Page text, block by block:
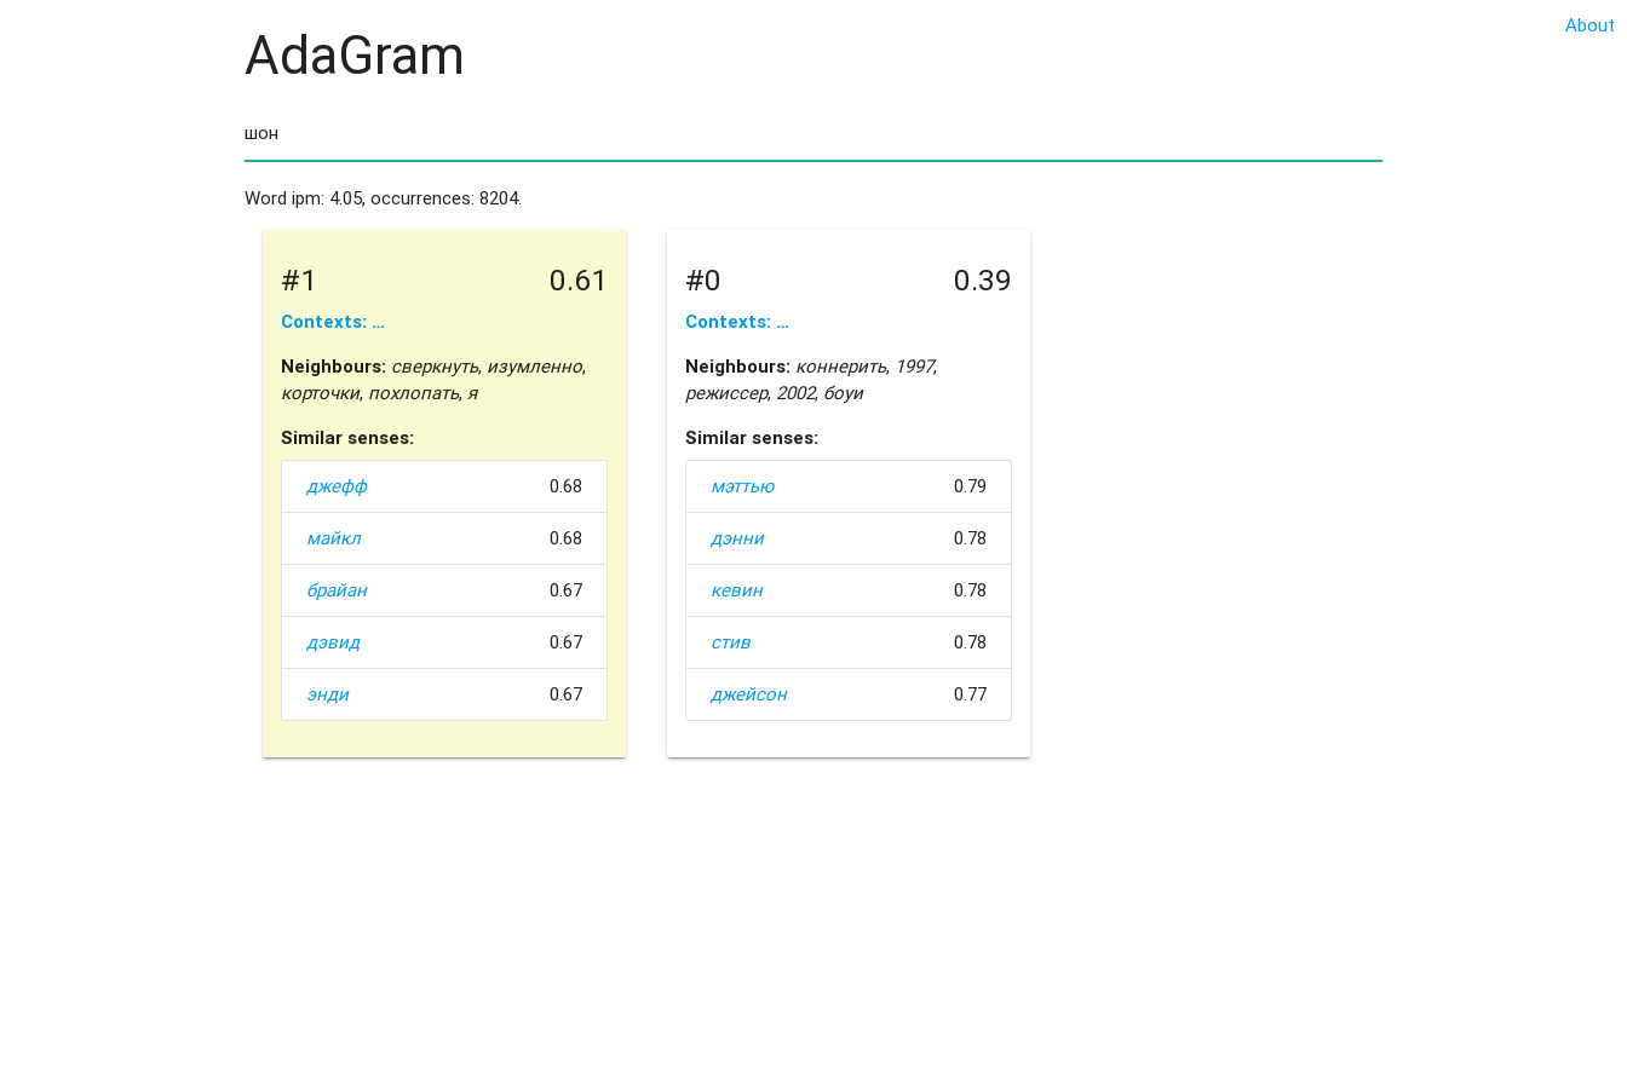
About
AdaGram
Word ipm: 4.05, occurrences: 8204.
#1 0.61
Contexts: …
Neighbours: сверкнуть, изумленно,
корточки, похлопать, я
Similar senses:
джефф 0.68
майкл 0.68
брайан 0.67
дэвид 0.67
энди 0.67
#0 0.39
Contexts: …
Neighbours: коннерить, 1997,
режиссер, 2002, боуи
Similar senses:
мэттью 0.79
дэнни 0.78
кевин 0.78
стив 0.78
джейсон 0.77